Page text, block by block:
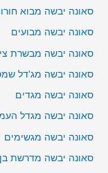
סאונה יבשה מבוא
סאונה יבשה מבועים
סאונה יבשה מבשרת
סאונה יבשה מג'דל
סאונה יבשה מגדים
סאונה יבשה מגדל
סאונה יבשה מגשימים
סאונה יבשה מדרשת בן